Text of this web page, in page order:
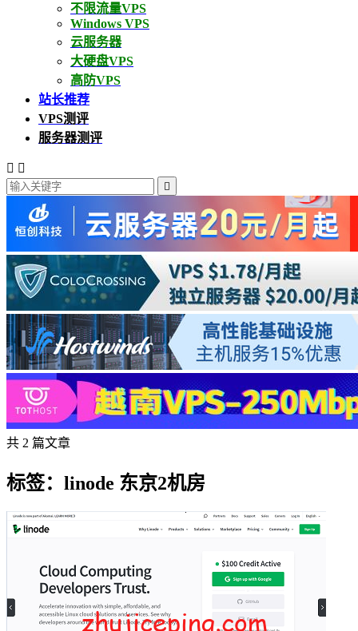
不限流量VPS
Windows VPS
云服务器
大硬盘VPS
高防VPS
站长推荐
VPS测评
服务器测评
 

共 2 篇文章
标签：linode 东京2机房